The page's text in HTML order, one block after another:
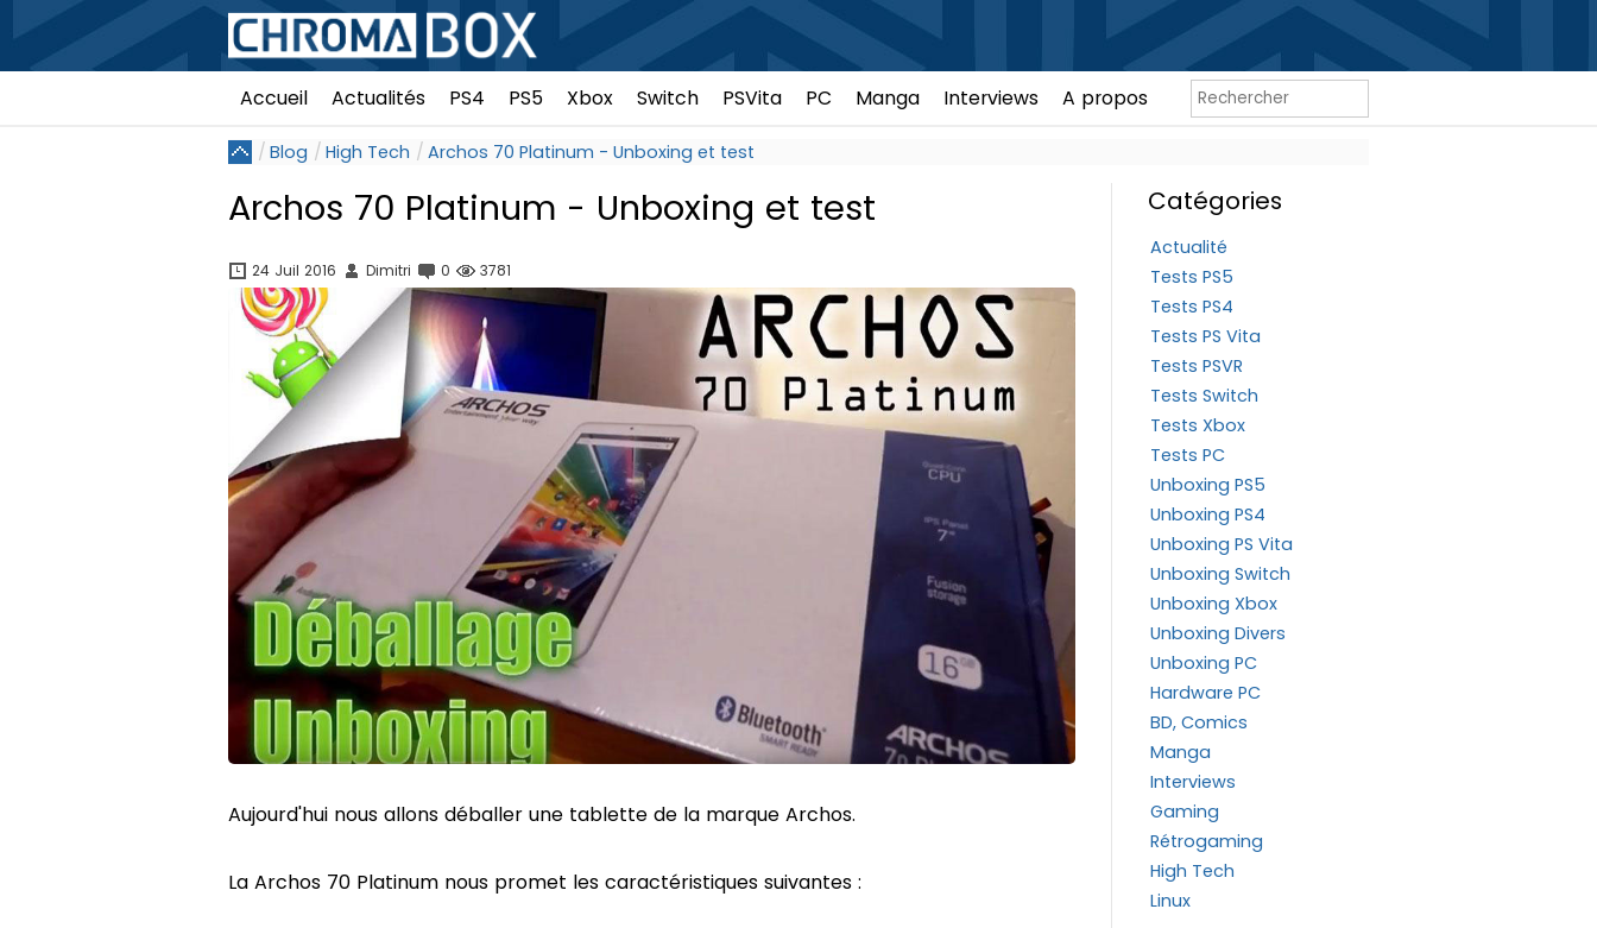
Accueil Actualités PS4 PS5 Xbox Switch PSVita PC Manga Interviews A propos
Blog High Tech Archos 70 Platinum - Unboxing et test
Archos 70 Platinum - Unboxing et test
24 Juil 2016 Dimitri 0 3781
Aujourd'hui nous allons déballer une tablette de la marque Archos.
La Archos 70 Platinum nous promet les caractéristiques suivantes :
Catégories
Actualité
Tests PS5
Tests PS4
Tests PS Vita
Tests PSVR
Tests Switch
Tests Xbox
Tests PC
Unboxing PS5
Unboxing PS4
Unboxing PS Vita
Unboxing Switch
Unboxing Xbox
Unboxing Divers
Unboxing PC
Hardware PC
BD, Comics
Manga
Interviews
Gaming
Rétrogaming
High Tech
Linux